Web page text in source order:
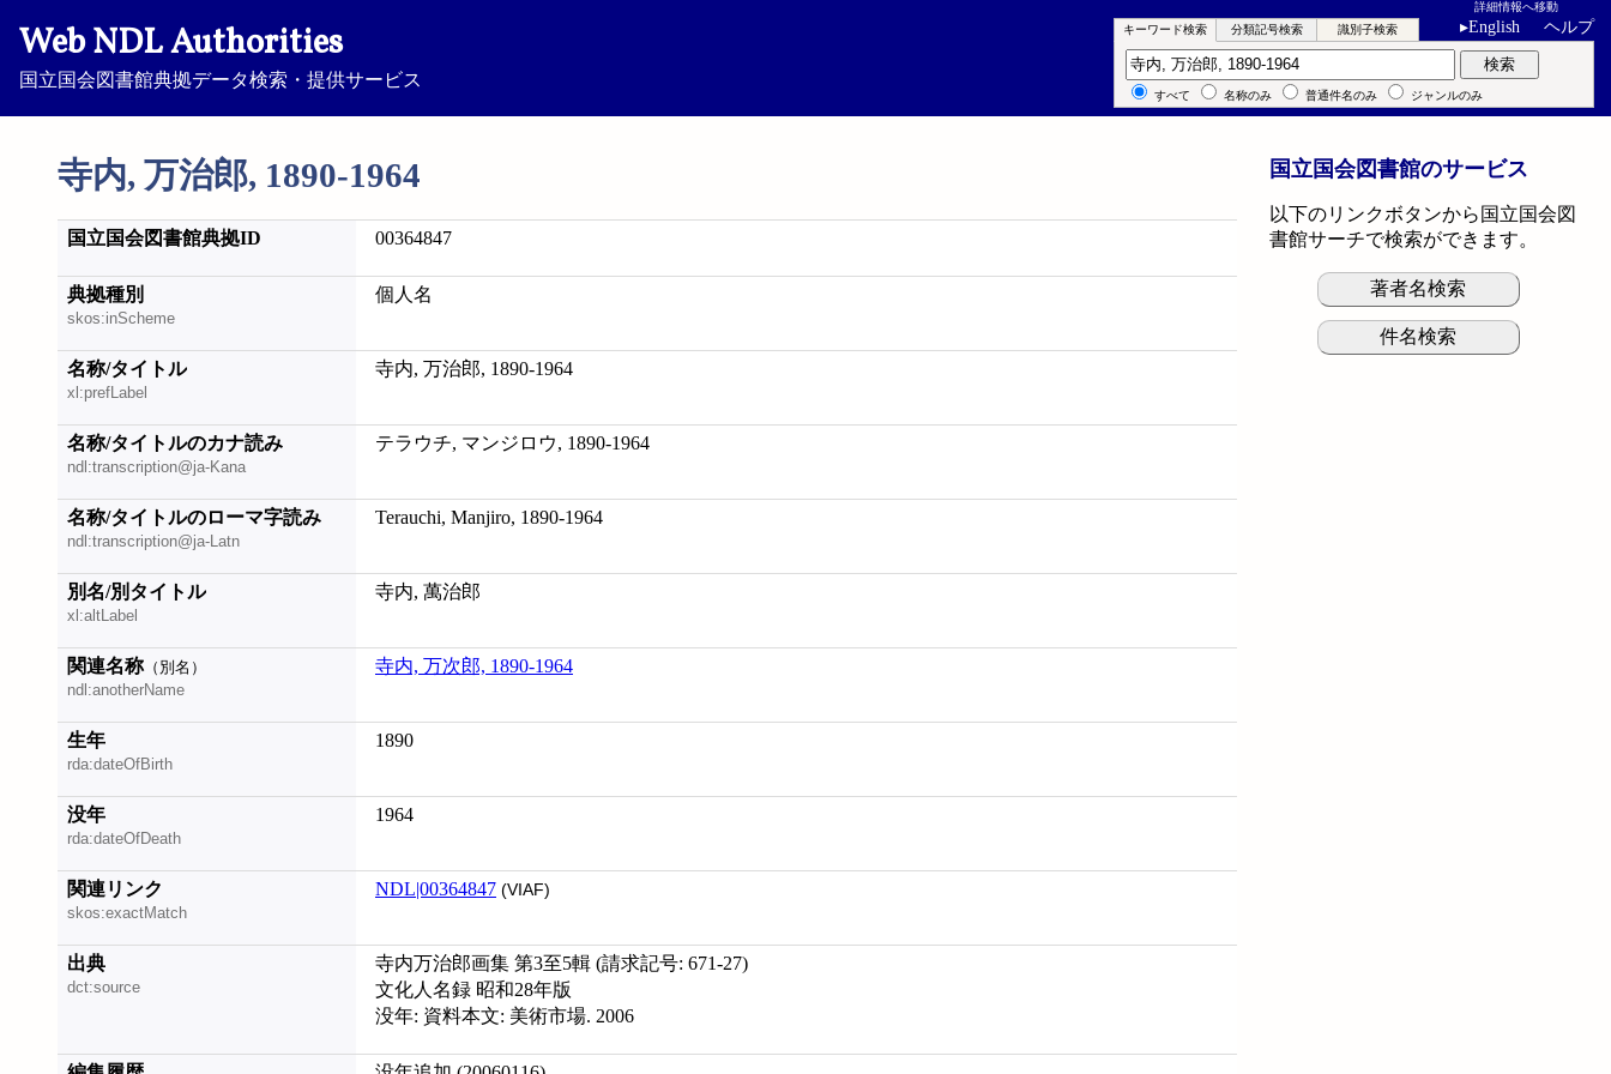
Web NDL Authorities
国立国会図書館典拠データ検索・提供サービス
詳細情報へ移動
▸English ヘルプ
寺内, 万治郎, 1890-1964
キーワード検索 分類記号検索 識別子検索
キーワード検索 検索
すべて 名称のみ 普通件名のみ ジャンルのみ
国立国会図書館典拠ID 00364847
典拠種別
skos:inScheme
個人名
名称/タイトル
xl:prefLabel
寺内, 万治郎, 1890-1964
名称/タイトルのカナ読み
ndl:transcription@ja-Kana
テラウチ, マンジロウ, 1890-1964
名称/タイトルのローマ字読み
ndl:transcription@ja-Latn
Terauchi, Manjiro, 1890-1964
別名/別タイトル
xl:altLabel
寺内, 萬治郎
関連名称（別名）
ndl:anotherName
寺内, 万次郎, 1890-1964
生年
rda:dateOfBirth
1890
没年
rda:dateOfDeath
1964
関連リンク
skos:exactMatch
NDL|00364847 (VIAF)
出典
dct:source
寺内万治郎画集 第3至5輯 (請求記号: 671-27)
文化人名録 昭和28年版
没年: 資料本文: 美術市場. 2006
国立国会図書館のサービス
以下のリンクボタンから国立国会図
書館サーチで検索ができます。
著者名検索
件名検索